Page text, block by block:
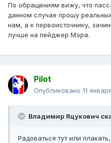
По обращениям вижу, что
данном случае прошу
нам, а к первоисточнику,
лучше на пейджер Мэра.
Pilot
Опубликовано 11
Владимир Яцукович
Радоваться тут или